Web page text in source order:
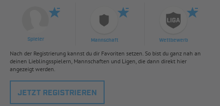
Spieler Mannschaft Wettbewerb
Nach der Registrierung kannst du dir Favoriten setzen. So bist du ganz nah an
deinen Lieblingsspielern, Mannschaften und Ligen, die dann direkt hier
angezeigt werden.
JETZT REGISTRIEREN